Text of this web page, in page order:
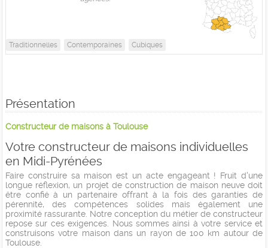
Traditionnelles Contemporaines Cubiques
Présentation
Constructeur de maisons à Toulouse
Votre constructeur de maisons individuelles
en Midi-Pyrénées
Faire construire sa maison est un acte engageant ! Fruit d'une
longue réflexion, un projet de construction de maison neuve doit
être confié à un partenaire offrant à la fois des garanties de
pérennité, des compétences solides mais également une
proximité rassurante. Notre conception du métier de constructeur
repose sur ces exigences. Nous sommes ainsi à votre service et
construisons votre maison dans un rayon de 100 km autour de
Toulouse.